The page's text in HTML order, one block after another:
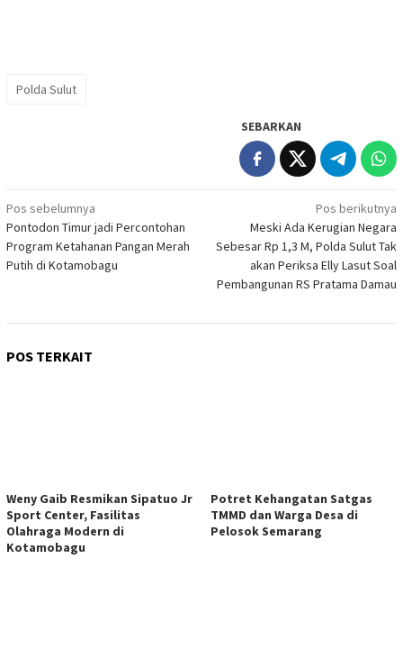
Polda Sulut
SEBARKAN
Navigasi
pos
Pos sebelumnya
Pontodon Timur jadi Percontohan
Program Ketahanan Pangan Merah
Putih di Kotamobagu
Pos berikutnya
Meski Ada Kerugian Negara
Sebesar Rp 1,3 M, Polda Sulut Tak
akan Periksa Elly Lasut Soal
Pembangunan RS Pratama Damau
POS TERKAIT
Weny Gaib Resmikan Sipatuo Jr
Sport Center, Fasilitas
Olahraga Modern di
Kotamobagu
Potret Kehangatan Satgas
TMMD dan Warga Desa di
Pelosok Semarang